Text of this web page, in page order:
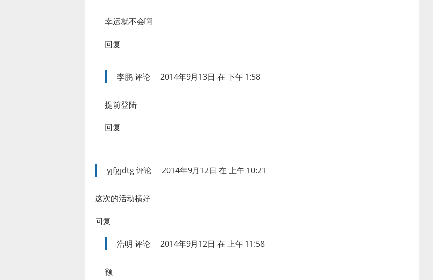
幸运就不会啊
回复
李鹏评论 2014年9月13日 在 下午 1:58
提前登陆
回复
yjfgjdtg评论 2014年9月12日 在 上午 10:21
这次的活动横好
回复
浩明 评论 2014年9月12日 在 上午 11:58
额